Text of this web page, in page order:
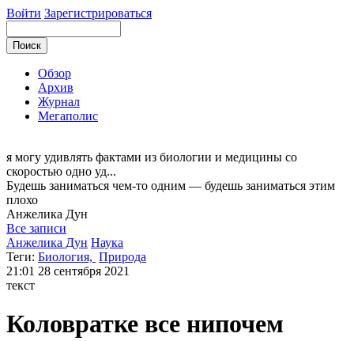
Войти Зарегистрироваться
Обзор
Архив
Журнал
Мегаполис
я могу удивлять фактами из биологии и медицины со
скоростью одно уд...
Будешь заниматься чем-то одним — будешь заниматься этим
плохо
Анжелика Дун
Все записи
Анжелика Дун Наука
Теги: Биология, Природа
21:01 28 сентября 2021
текст
Коловратке все нипочем